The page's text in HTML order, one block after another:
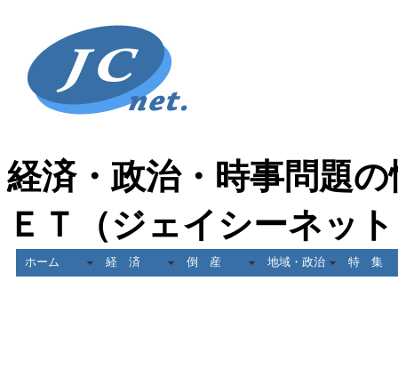
経済・政治・時事問題
ＥＴ（ジェイシーネッ
ホーム 経 済 倒 産 地域・政治 特 集